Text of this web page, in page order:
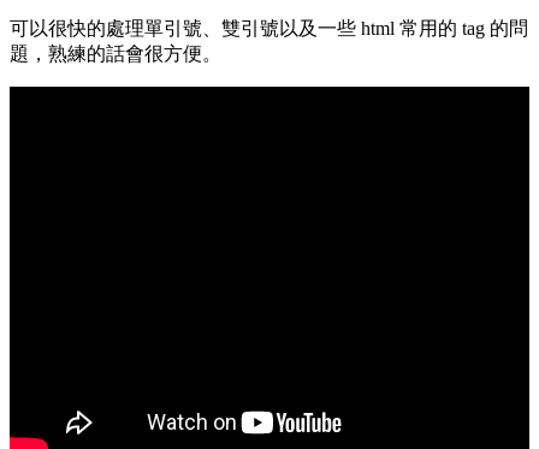
可以很快的處理單引號、雙引號以及一些 html 常用的 tag 的問
題，熟練的話會很方便。